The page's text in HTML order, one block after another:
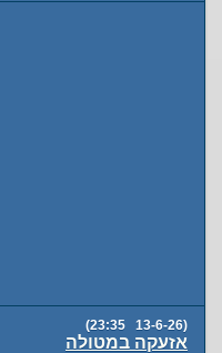
(13-6-26 23:35)
אזעקה במטולה